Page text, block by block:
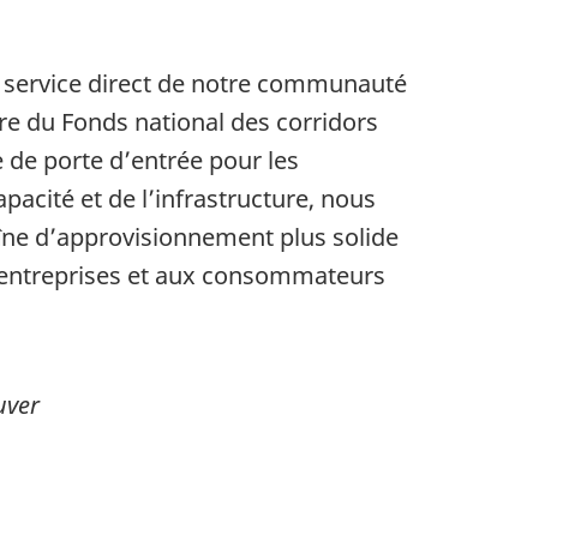
direct de notre communauté
du Fonds national des corridors
porte d’entrée pour les
et de l’infrastructure, nous
d’approvisionnement plus solide
et aux consommateurs